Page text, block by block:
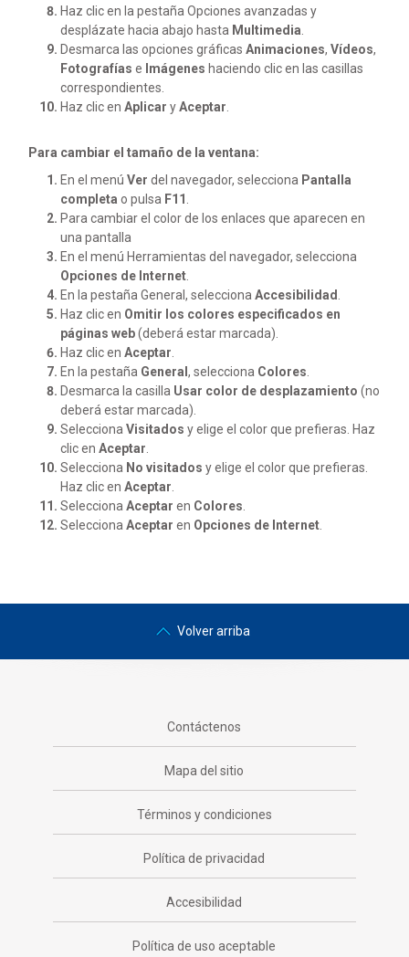
Haz clic en la pestaña Opciones avanzadas y
desplázate hacia abajo hasta Multimedia
Desmarca las opciones gráficasAnimaciones,Vídeos,
Fotografías e Imágenes haciendo clic en las casillas
correspondientes.
Haz clic enAplicar yAceptar
Para cambiar el tamaño de la ventana:
En el menúVer del navegador, selecciona Pantalla
completa o pulsa F11
Para cambiar el color de los enlaces que aparecen en
una pantalla
En el menú Herramientas del navegador, selecciona
Opciones de Internet
En la pestaña General, seleccionaAccesibilidad
Haz clic en Omitir los colores especificados en
páginas web(deberá estar marcada).
Haz clic en Aceptar
En la pestaña General, selecciona Colores
Desmarca la casilla Usar color de desplazamiento (no
deberá estar marcada).
SeleccionaVisitados y elige el color que prefieras. Haz
clic en Aceptar
Selecciona No visitados y elige el color que prefieras.
Haz clic enAceptar
SeleccionaAceptar en Colores
SeleccionaAceptar en Opciones de Internet
Volver arriba
Contáctenos
Mapa del sitio
Términos y condiciones
Política de privacidad
Accesibilidad
Política de uso aceptable